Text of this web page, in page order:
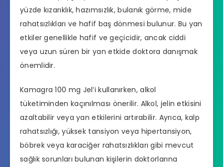
yüzde kızarıklık, hazımsızlık, bulanık görme, mide
rahatsızlıkları ve hafif baş dönmesi bulunur. Bu yan
etkiler genellikle hafif ve geçicidir, ancak ciddi
veya uzun süren bir yan etkide doktora danışmak
önemlidir.
Kamagra 100 mg Jel’i kullanırken, alkol
tüketiminden kaçınılması önerilir. Alkol, jelin etkisini
azaltabilir veya yan etkilerini artırabilir. Ayrıca, kalp
rahatsızlığı, yüksek tansiyon veya hipertansiyon,
böbrek veya karaciğer rahatsızlıkları gibi mevcut
sağlık sorunları bulunan kişilerin doktorlarına